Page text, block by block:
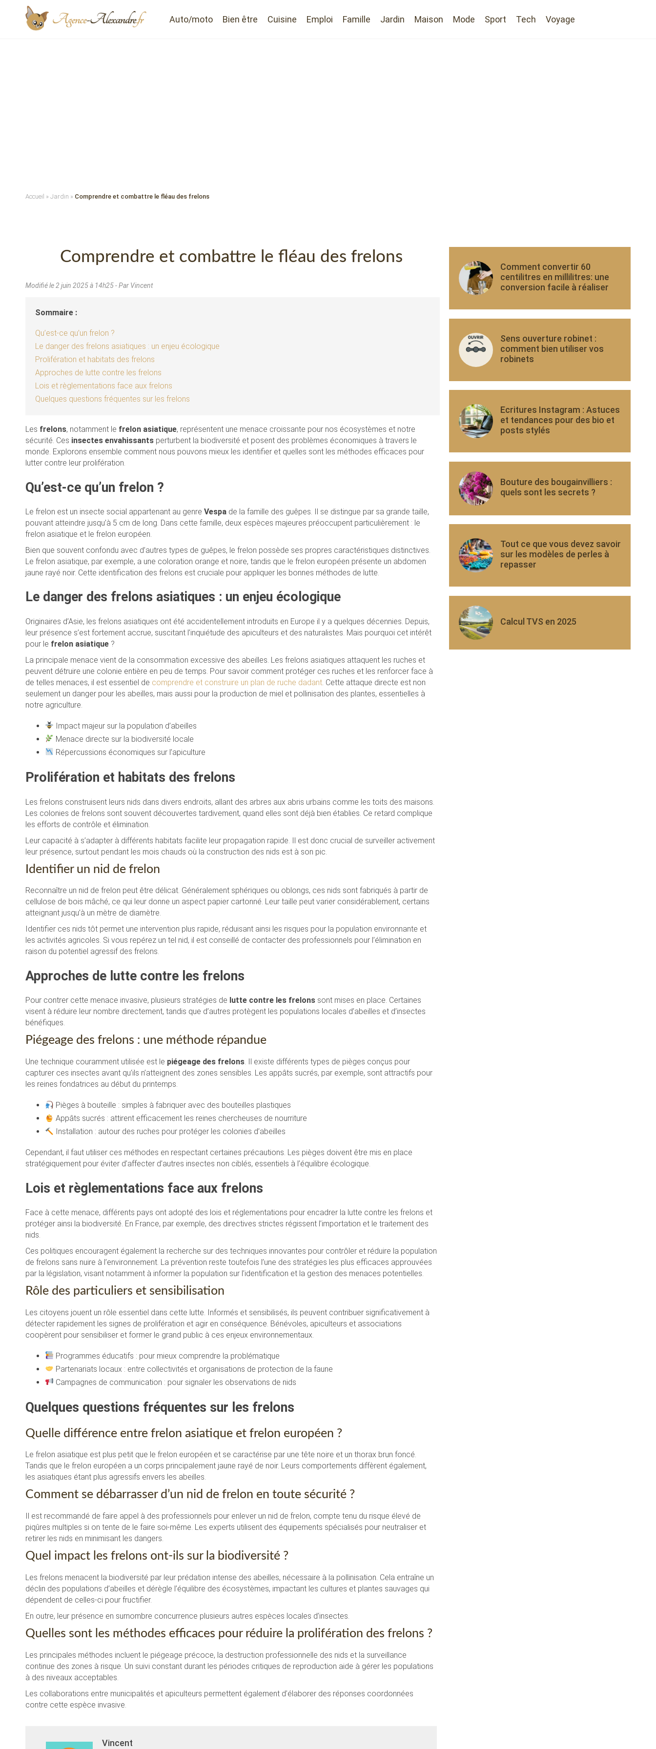
Auto/moto Bien être Cuisine Emploi Famille Jardin Maison Mode Sport Tech Voyage
Accueil » Jardin » Comprendre et combattre le fléau des frelons
Comprendre et combattre le fléau des frelons
Modifié le2 juin 2025 à 14h25- Par Vincent
Sommaire :
Qu’est-ce qu’un frelon ?
Le danger des frelons asiatiques : un enjeu écologique
Prolifération et habitats des frelons
Approches de lutte contre les frelons
Lois et règlementations face aux frelons
Quelques questions fréquentes sur les frelons
Les frelons, notamment le frelon asiatique, représentent une menace croissante pour nos écosystèmes et notre
sécurité. Ces insectes envahissants perturbent la biodiversité et posent des problèmes économiques à travers le
monde. Explorons ensemble comment nous pouvons mieux les identifier et quelles sont les méthodes efficaces pour
lutter contre leur prolifération.
Qu’est-ce qu’un frelon ?
Le frelon est un insecte social appartenant au genre Vespa de la famille des guêpes. Il se distingue par sa grande taille,
pouvant atteindre jusqu’à 5 cm de long. Dans cette famille, deux espèces majeures préoccupent particulièrement : le
frelon asiatique et le frelon européen.
Bien que souvent confondu avec d’autres types de guêpes, le frelon possède ses propres caractéristiques distinctives.
Le frelon asiatique, par exemple, a une coloration orange et noire, tandis que le frelon européen présente un abdomen
jaune rayé noir. Cette identification des frelons est cruciale pour appliquer les bonnes méthodes de lutte.
Le danger des frelons asiatiques : un enjeu écologique
Originaires d’Asie, les frelons asiatiques ont été accidentellement introduits en Europe il y a quelques décennies. Depuis,
leur présence s’est fortement accrue, suscitant l’inquiétude des apiculteurs et des naturalistes. Mais pourquoi cet intérêt
pour le frelon asiatique ?
La principale menace vient de la consommation excessive des abeilles. Les frelons asiatiques attaquent les ruches et
peuvent détruire une colonie entière en peu de temps. Pour savoir comment protéger ces ruches et les renforcer face à
de telles menaces, il est essentiel de comprendre et construire un plan de ruche dadant . Cette attaque directe est non
seulement un danger pour les abeilles, mais aussi pour la production de miel et pollinisation des plantes, essentielles à
notre agriculture.
Impact majeur sur la population d’abeilles
Menace directe sur la biodiversité locale
Répercussions économiques sur l’apiculture
Prolifération et habitats des frelons
Les frelons construisent leurs nids dans divers endroits, allant des arbres aux abris urbains comme les toits des maisons.
Les colonies de frelons sont souvent découvertes tardivement, quand elles sont déjà bien établies. Ce retard complique
les efforts de contrôle et élimination.
Leur capacité à s’adapter à différents habitats facilite leur propagation rapide. Il est donc crucial de surveiller activement
leur présence, surtout pendant les mois chauds où la construction des nids est à son pic.
Identifier un nid de frelon
Reconnaître un nid de frelon peut être délicat. Généralement sphériques ou oblongs, ces nids sont fabriqués à partir de
cellulose de bois mâché, ce qui leur donne un aspect papier cartonné. Leur taille peut varier considérablement, certains
atteignant jusqu’à un mètre de diamètre.
Identifier ces nids tôt permet une intervention plus rapide, réduisant ainsi les risques pour la population environnante et
les activités agricoles. Si vous repérez un tel nid, il est conseillé de contacter des professionnels pour l’élimination en
raison du potentiel agressif des frelons.
Approches de lutte contre les frelons
Pour contrer cette menace invasive, plusieurs stratégies de lutte contre les frelons sont mises en place. Certaines
visent à réduire leur nombre directement, tandis que d’autres protègent les populations locales d’abeilles et d’insectes
bénéfiques.
Piégeage des frelons : une méthode répandue
Une technique couramment utilisée est le piégeage des frelons. Il existe différents types de pièges conçus pour
capturer ces insectes avant qu’ils n’atteignent des zones sensibles. Les appâts sucrés, par exemple, sont attractifs pour
les reines fondatrices au début du printemps.
Pièges à bouteille : simples à fabriquer avec des bouteilles plastiques
Appâts sucrés : attirent efficacement les reines chercheuses de nourriture
Installation : autour des ruches pour protéger les colonies d’abeilles
Cependant, il faut utiliser ces méthodes en respectant certaines précautions. Les pièges doivent être mis en place
stratégiquement pour éviter d’affecter d’autres insectes non ciblés, essentiels à l’équilibre écologique.
Lois et règlementations face aux frelons
Face à cette menace, différents pays ont adopté des lois et réglementations pour encadrer la lutte contre les frelons et
protéger ainsi la biodiversité. En France, par exemple, des directives strictes régissent l’importation et le traitement des
nids.
Ces politiques encouragent également la recherche sur des techniques innovantes pour contrôler et réduire la population
de frelons sans nuire à l’environnement. La prévention reste toutefois l’une des stratégies les plus efficaces approuvées
par la législation, visant notamment à informer la population sur l’identification et la gestion des menaces potentielles.
Rôle des particuliers et sensibilisation
Les citoyens jouent un rôle essentiel dans cette lutte. Informés et sensibilisés, ils peuvent contribuer significativement à
détecter rapidement les signes de prolifération et agir en conséquence. Bénévoles, apiculteurs et associations
coopèrent pour sensibiliser et former le grand public à ces enjeux environnementaux.
Programmes éducatifs : pour mieux comprendre la problématique
Partenariats locaux : entre collectivités et organisations de protection de la faune
Campagnes de communication : pour signaler les observations de nids
Quelques questions fréquentes sur les frelons
Quelle différence entre frelon asiatique et frelon européen ?
Le frelon asiatique est plus petit que le frelon européen et se caractérise par une tête noire et un thorax brun foncé.
Tandis que le frelon européen a un corps principalement jaune rayé de noir. Leurs comportements diffèrent également,
les asiatiques étant plus agressifs envers les abeilles.
Comment se débarrasser d’un nid de frelon en toute sécurité ?
Il est recommandé de faire appel à des professionnels pour enlever un nid de frelon, compte tenu du risque élevé de
piqûres multiples si on tente de le faire soi-même. Les experts utilisent des équipements spécialisés pour neutraliser et
retirer les nids en minimisant les dangers.
Quel impact les frelons ont-ils sur la biodiversité ?
Les frelons menacent la biodiversité par leur prédation intense des abeilles, nécessaire à la pollinisation. Cela entraîne un
déclin des populations d’abeilles et dérègle l’équilibre des écosystèmes, impactant les cultures et plantes sauvages qui
dépendent de celles-ci pour fructifier.
En outre, leur présence en surnombre concurrence plusieurs autres espèces locales d’insectes.
Quelles sont les méthodes efficaces pour réduire la prolifération des frelons ?
Les principales méthodes incluent le piégeage précoce, la destruction professionnelle des nids et la surveillance
continue des zones à risque. Un suivi constant durant les périodes critiques de reproduction aide à gérer les populations
à des niveaux acceptables.
Les collaborations entre municipalités et apiculteurs permettent également d’élaborer des réponses coordonnées
contre cette espèce invasive.
Vincent
Comment convertir 60
centilitres en millilitres: une
conversion facile à réaliser
Sens ouverture robinet :
comment bien utiliser vos
robinets
Ecritures Instagram : Astuces
et tendances pour des bio et
posts stylés
Bouture des bougainvilliers :
quels sont les secrets ?
Tout ce que vous devez savoir
sur les modèles de perles à
repasser
Calcul TVS en 2025